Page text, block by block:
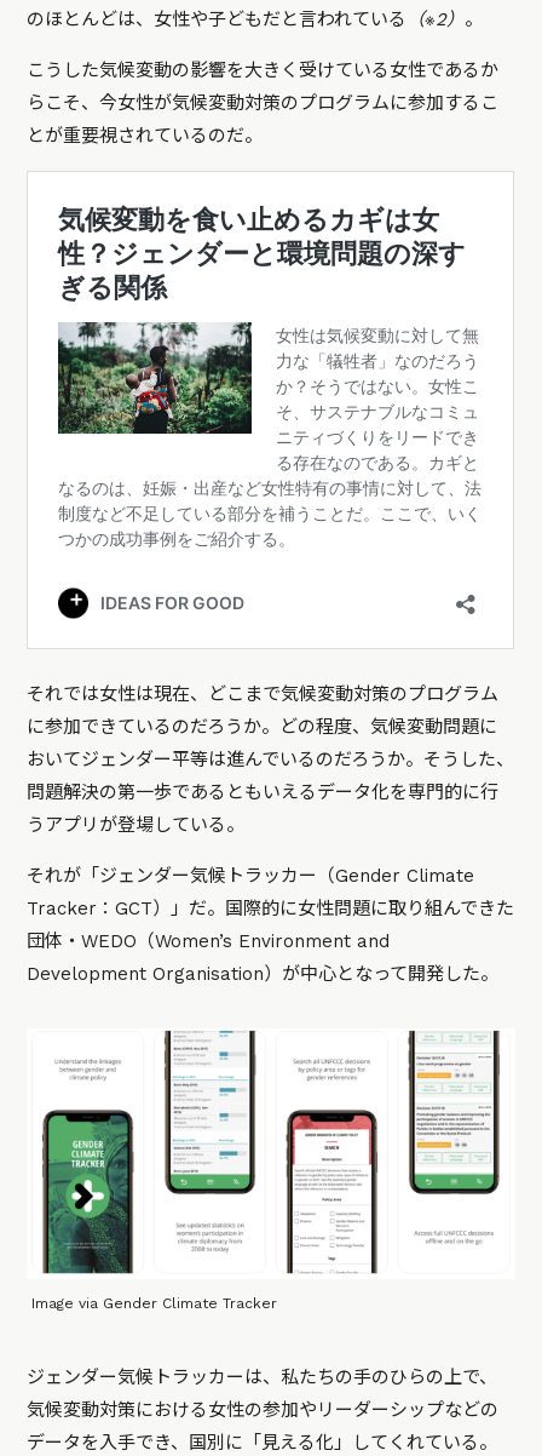
のほとんどは、女性や子どもだと言われている
（※2） 。
こうした気候変動の影響を大きく受けている女性であるか
らこそ、今女性が気候変動対策のプログラムに参加するこ
とが重要視されているのだ。
それでは女性は現在、どこまで気候変動対策のプログラム
に参加できているのだろうか。どの程度、気候変動問題に
おいてジェンダー平等は進んでいるのだろうか。そうした、
問題解決の第一歩であるともいえるデータ化を専門的に行
うアプリが登場している。
それが「ジェンダー気候トラッカー（Gender Climate
Tracker：GCT）」だ。国際的に女性問題に取り組んできた
団体・WEDO（Women’s Environment and
Development Organisation）が中心となって開発した。
Image via Gender Climate Tracker
ジェンダー気候トラッカーは、私たちの手のひらの上で、
気候変動対策における女性の参加やリーダーシップなどの
データを入手でき、国別に「見える化」してくれている。